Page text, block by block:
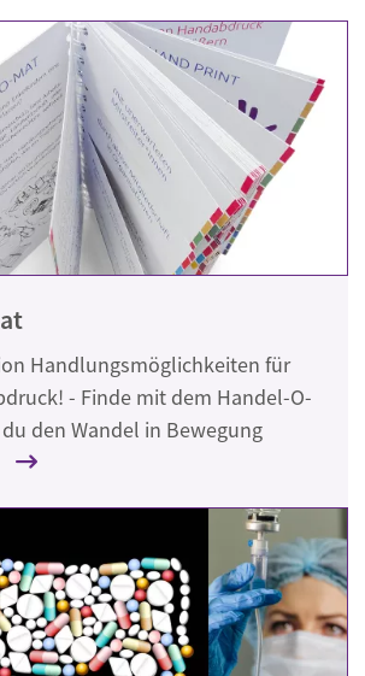
Handlungsmöglichkeiten für
- Finde mit dem Handel-O-
den Wandel in Bewegung